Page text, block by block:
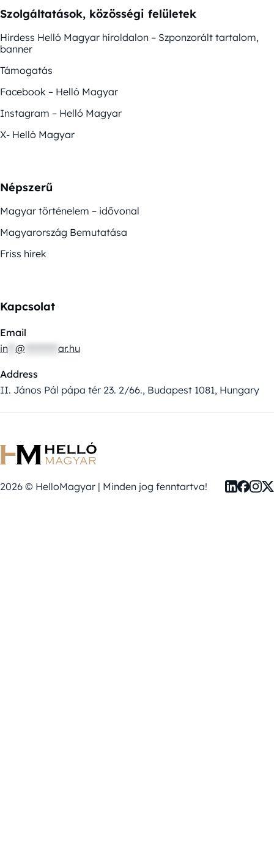
Szolgáltatások, közösségi felületek
Hirdess Helló Magyar híroldalon – Szponzorált tartalom,
banner
Támogatás
Facebook – Helló Magyar
Instagram – Helló Magyar
X- Helló Magyar
Népszerű
Magyar történelem – idővonal
Magyarország Bemutatása
Friss hírek
Kapcsolat
Email
in @ ar.hu
Address
II. János Pál pápa tér 23. 2/66., Budapest 1081, Hungary
2026 © HelloMagyar | Minden jog fenntartva!